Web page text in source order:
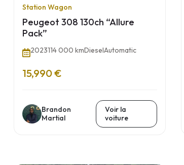
Station Wagon
Peugeot 308 130ch “Allure
Pack”
2023114 000 kmDieselAutomatic
15,990 €
Brandon
Martial
Voir la
voiture